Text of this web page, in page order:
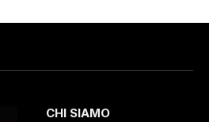
CHI SIAMO